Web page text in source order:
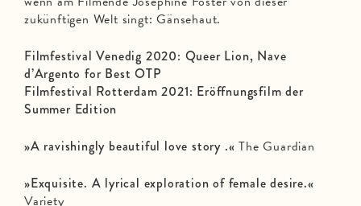
zukünftigen Welt singt: Gänsehaut.
Filmfestival Venedig 2020: Queer Lion, Nave
d’Argento for Best OTP
Filmfestival Rotterdam 2021: Eröffnungsfilm der
Summer Edition
»A ravishingly beautiful love story .« The Guardian
»Exquisite. A lyrical exploration of female desire.«
Variety